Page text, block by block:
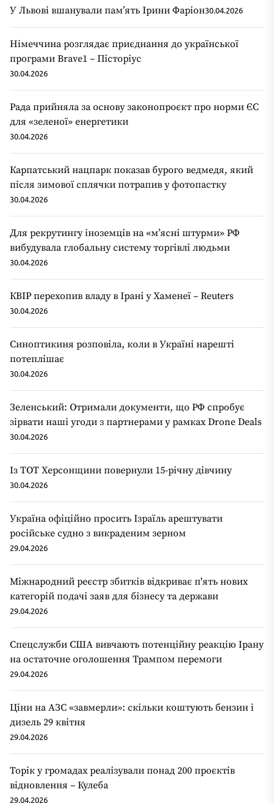
У Львові вшанували пам’ять Ірини Фаріон30.04.2026
Німеччина розглядає приєднання до української
програми Brave1 – Пісторіус
30.04.2026
Рада прийняла за основу законопроєкт про норми ЄС
для «зеленої» енергетики
30.04.2026
Карпатський нацпарк показав бурого ведмедя, який
після зимової сплячки потрапив у фотопастку
30.04.2026
Для рекрутингу іноземців на «мʼясні штурми» РФ
вибудувала глобальну систему торгівлі людьми
30.04.2026
КВІР перехопив владу в Ірані у Хаменеї – Reuters
30.04.2026
Синоптикиня розповіла, коли в Україні нарешті
потеплішає
30.04.2026
Зеленський: Отримали документи, що РФ спробує
зірвати наші угоди з партнерами у рамках Drone Deals
30.04.2026
Із ТОТ Херсонщини повернули 15-річну дівчину
30.04.2026
Україна офіційно просить Ізраїль арештувати
російське судно з викраденим зерном
29.04.2026
Міжнародний реєстр збитків відкриває п'ять нових
категорій подачі заяв для бізнесу та держави
29.04.2026
Спецслужби США вивчають потенційну реакцію Ірану
на остаточне оголошення Трампом перемоги
29.04.2026
Ціни на АЗС «завмерли»: скільки коштують бензин і
дизель 29 квітня
29.04.2026
Торік у громадах реалізували понад 200 проєктів
відновлення – Кулеба
29.04.2026